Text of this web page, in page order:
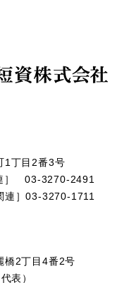
1丁目2番3号
］ 03-3270-2491
］03-3270-1711
橋2丁目4番2号
表）